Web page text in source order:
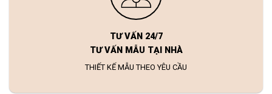
TƯ VẤN 24/7
TƯ VẤN MẪU TẠI NHÀ
THIẾT KẾ MẪU THEO YÊU CẦU